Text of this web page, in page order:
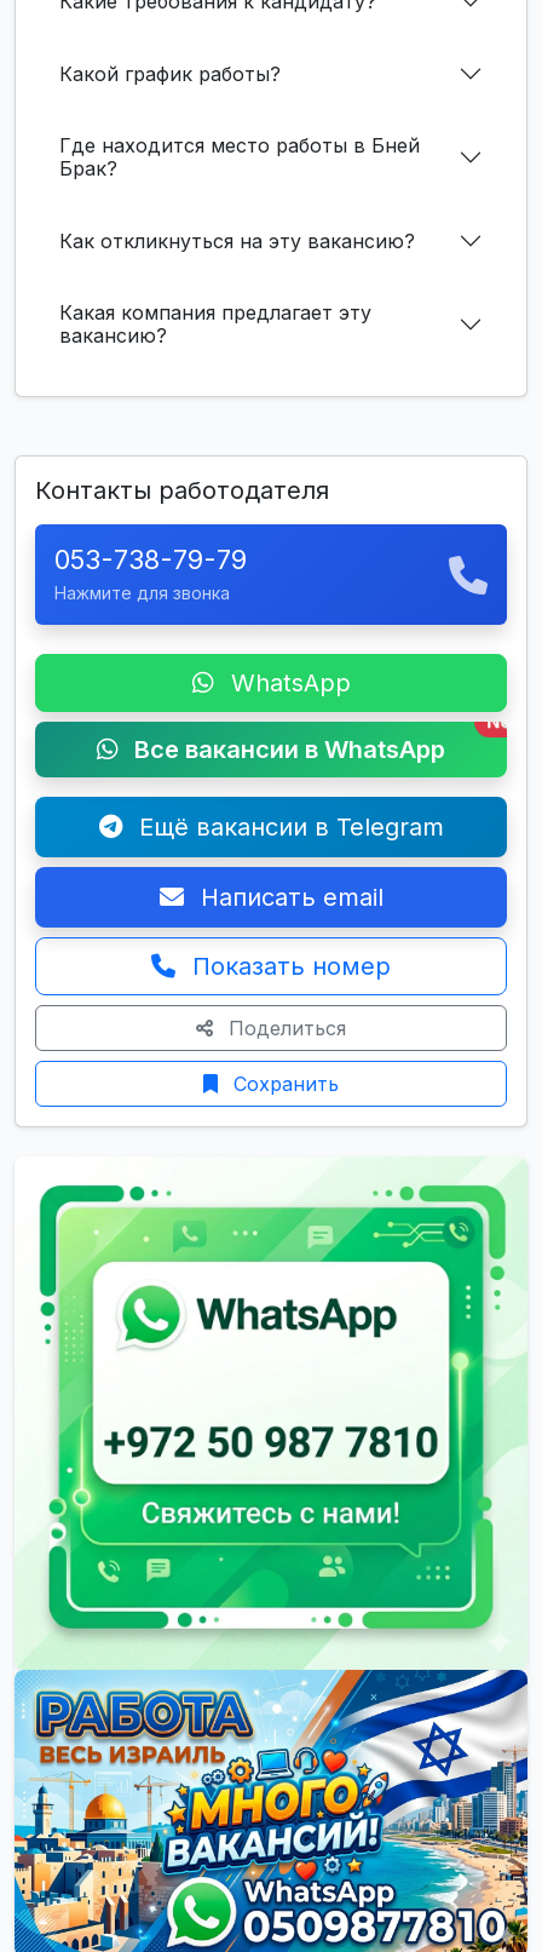
Какой график работы?
Где находится место работы в Бней
Брак?
Как откликнуться на эту вакансию?
Какая компания предлагает эту
вакансию?
Контакты работодателя
053-738-79-79
Нажмите для звонка
WhatsApp
Все вакансии в WhatsApp
New
Ещё вакансии в Telegram
Написать email
Показать номер
Поделиться
Сохранить